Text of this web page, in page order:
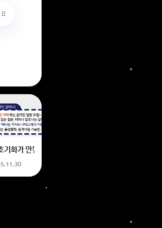
만화 제목을 찾습니다. 만화의 내용은
세요
기화가 안됩니다 제가 볼륨 아래버튼이랑 전원버튼